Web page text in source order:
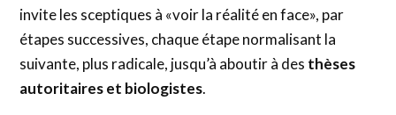
invite les sceptiques à «voir la réalité en face», par
étapes successives, chaque étape normalisant la
suivante, plus radicale, jusqu’à aboutir à des thèses
autoritaires et biologistes.